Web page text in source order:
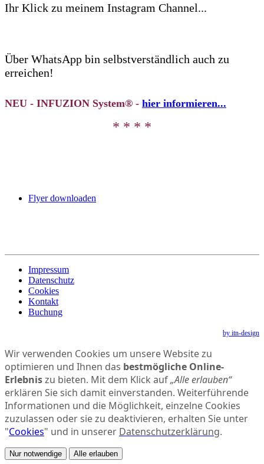
Ihr Klick zu meinem Instagram Channel...
Über WhatsApp bin selbstverständlich auch zu
erreichen!
NEU - INFUZION System® - hier informieren...
* * * *
Flyer downloaden
Impressum
Datenschutz
Cookies
Kontakt
Buchung
by itn-design
Wir verwenden Cookies um unsere Website zu
optimieren und Ihnen das bestmögliche Online-
Erlebniszu bieten. Mit dem Klick auf„Alle erlauben“
erklären Sie sich damit einverstanden. Weiterführende
Informationen und die Möglichkeit, einzelne Cookies
zuzulassen oder sie zu deaktivieren, erhalten Sie unter
"Cookies" und in unserer Datenschutzerklärung.
Nur notwendige Alle erlauben